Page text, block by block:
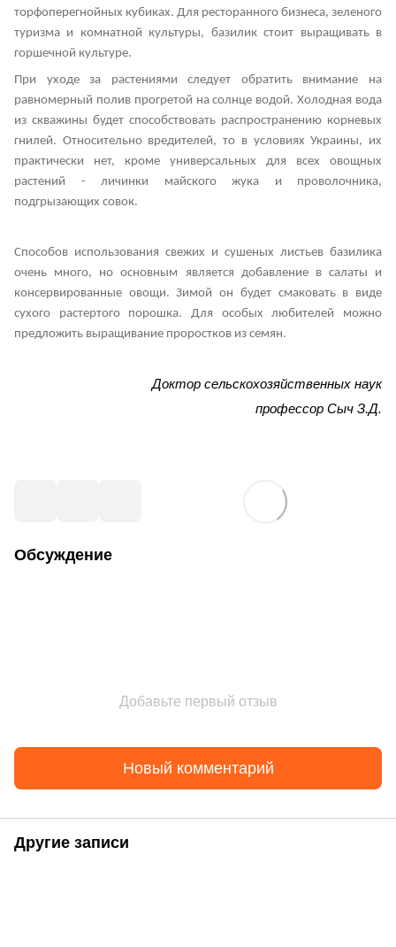
торфоперегнойных кубиках. Для ресторанного бизнеса, зеленого
туризма и комнатной культуры, базилик стоит выращивать в
горшечной культуре.
При уходе за растениями следует обратить внимание на
равномерный полив прогретой на солнце водой. Холодная вода
из скважины будет способствовать распространению корневых
гнилей. Относительно вредителей, то в условиях Украины, их
практически нет, кроме универсальных для всех овощных
растений - личинки майского жука и проволочника,
подгрызающих совок.
Способов использования свежих и сушеных листьев базилика
очень много, но основным является добавление в салаты и
консервированные овощи. Зимой он будет смаковать в виде
сухого растертого порошка. Для особых любителей можно
предложить выращивание проростков из семян.
Доктор сельскохозяйственных наук
профессор Сыч З.Д.
Обсуждение
Добавьте первый отзыв
Новый комментарий
Другие записи